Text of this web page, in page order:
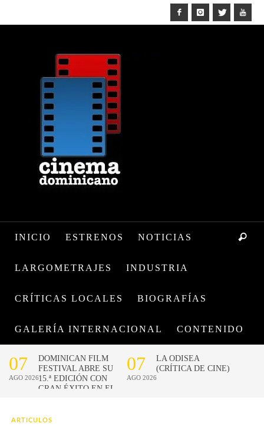
INICIO ESTRENOS NOTICIAS
LARGOMETRAJES INDUSTRIA
CRÍTICAS LOCALES BIOGRAFÍAS
GALERÍA INTERNACIONAL CONTENIDO
ARTICULOS